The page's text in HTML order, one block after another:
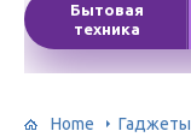
Бытовая
техника
Home Гаджеты